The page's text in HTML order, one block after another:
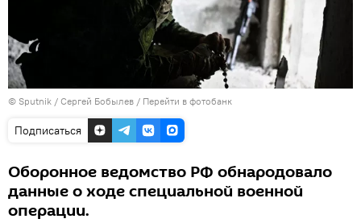
© Sputnik / Сергей Бобылев / Перейти в фотобанк
Подписаться
Оборонное ведомство РФ обнародовало
данные о ходе специальной военной
операции.